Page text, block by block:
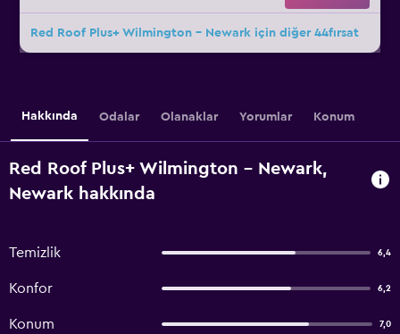
Red Roof Plus+ Wilmington - Newark için diğer 44fırsat
Hakkında Odalar Olanaklar Yorumlar Konum
Red Roof Plus+ Wilmington - Newark,
Newark hakkında
Temizlik 6,4
Konfor 6,2
Konum 7,0